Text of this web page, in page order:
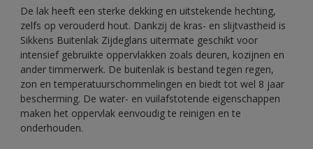
De lak heeft een sterke dekking en uitstekende hechting,
zelfs op verouderd hout. Dankzij de kras- en slijtvastheid is
Sikkens Buitenlak Zijdeglans uitermate geschikt voor
intensief gebruikte oppervlakken zoals deuren, kozijnen en
ander timmerwerk. De buitenlak is bestand tegen regen,
zon en temperatuurschommelingen en biedt tot wel 8 jaar
bescherming. De water- en vuilafstotende eigenschappen
maken het oppervlak eenvoudig te reinigen en te
onderhouden.